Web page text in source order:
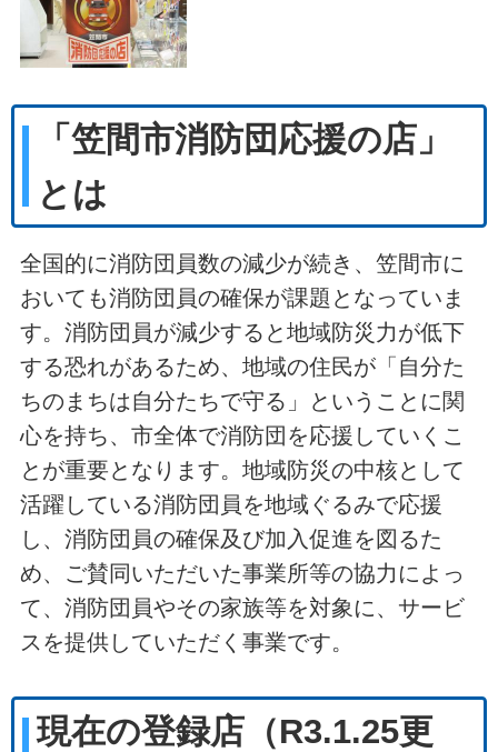
「笠間市消防団応援の店」
とは
全国的に消防団員数の減少が続き、笠間市に
おいても消防団員の確保が課題となっていま
す。消防団員が減少すると地域防災力が低下
する恐れがあるため、地域の住民が「自分た
ちのまちは自分たちで守る」ということに関
心を持ち、市全体で消防団を応援していくこ
とが重要となります。地域防災の中核として
活躍している消防団員を地域ぐるみで応援
し、消防団員の確保及び加入促進を図るた
め、ご賛同いただいた事業所等の協力によっ
て、消防団員やその家族等を対象に、サービ
スを提供していただく事業です。
現在の登録店（R3.1.25更